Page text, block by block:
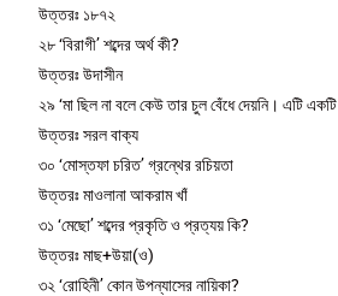
উত্তরঃ ১৮৭২
২৮ ‘বিরাগী’ শব্দের অর্থ কী?
উত্তরঃ উদাসীন
২৯ ‘মা ছিল না বলে কেউ তার চুল বেঁধে দেয়নি। এটি একটি
উত্তরঃ সরল বাক্য
৩০ ‘মােস্তফা চরিত’ গ্রন্থের রচিয়তা
উত্তরঃ মাওলানা আকরাম খাঁ
৩১ ‘মেছো’ শব্দের প্রকৃতি ও প্রত্যয় কি?
উত্তরঃ মাছ+উয়া(ও)
৩২ ‘রোহিনী’ কোন উপন্যাসের নায়িকা?